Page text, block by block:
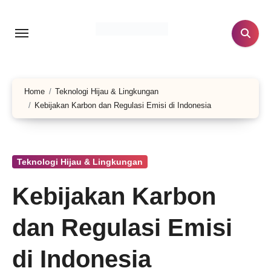
Home
Teknologi Hijau & Lingkungan
Kebijakan Karbon dan Regulasi Emisi di Indonesia
Teknologi Hijau & Lingkungan
Kebijakan Karbon
dan Regulasi Emisi
di Indonesia